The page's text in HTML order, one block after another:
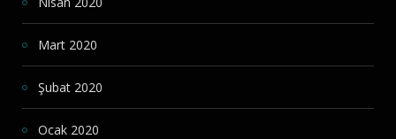
Mart 2020
Şubat 2020
Ocak 2020